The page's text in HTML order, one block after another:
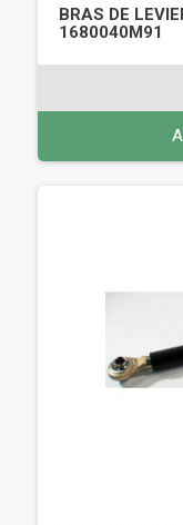
BRAS DE
1680040M91